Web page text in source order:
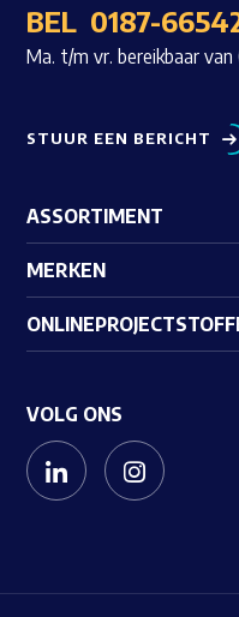
BEL 0187-
Ma. t/m vr. bereikbaar
STUUR EEN BERICHT
ASSORTIMENT
MERKEN
VOLG ONS